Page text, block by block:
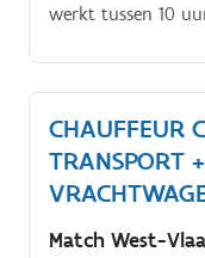
werkt tussen 10
CHAUFFEUR
TRANSPORT
Match West-